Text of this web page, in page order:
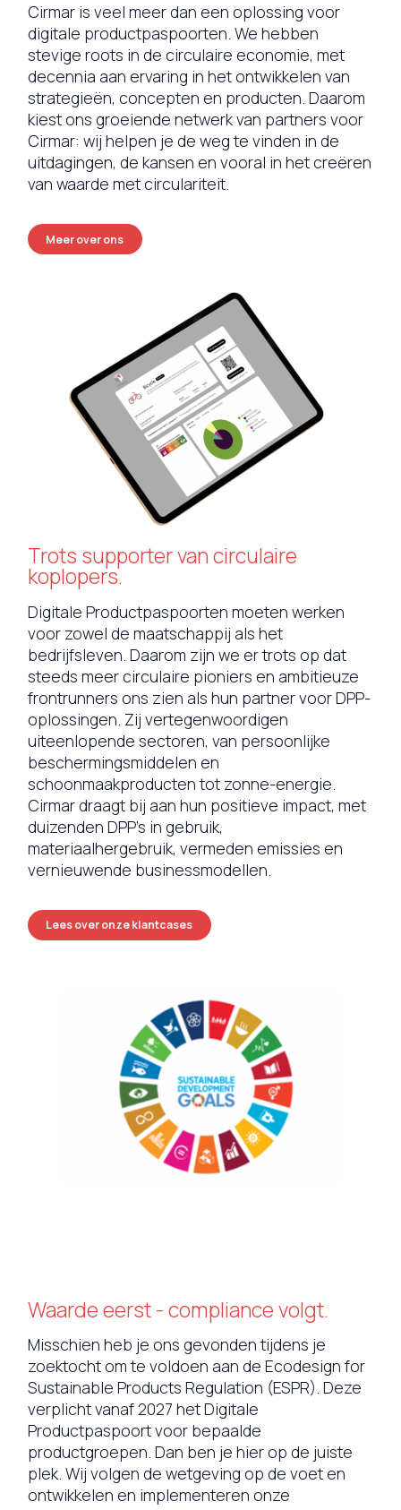
Cirmar is veel meer dan een oplossing voor
digitale productpaspoorten. We hebben
stevige roots in de circulaire economie, met
decennia aan ervaring in het ontwikkelen van
strategieën, concepten en producten. Daarom
kiest ons groeiende netwerk van partners voor
Cirmar: wij helpen je de weg te vinden in de
uitdagingen, de kansen en vooral in het creëren
van waarde met circulariteit.
Meer over ons
Trots supporter van circulaire
koplopers.
Digitale Productpaspoorten moeten werken
voor zowel de maatschappij als het
bedrijfsleven. Daarom zijn we er trots op dat
steeds meer circulaire pioniers en ambitieuze
frontrunners ons zien als hun partner voor DPP-
oplossingen. Zij vertegenwoordigen
uiteenlopende sectoren, van persoonlijke
beschermingsmiddelen en
schoonmaakproducten tot zonne-energie.
Cirmar draagt bij aan hun positieve impact, met
duizenden DPP’s in gebruik,
materiaalhergebruik, vermeden emissies en
vernieuwende businessmodellen.
Lees over onze klantcases
Waarde eerst - compliance volgt.
Misschien heb je ons gevonden tijdens je
zoektocht om te voldoen aan de Ecodesign for
Sustainable Products Regulation (ESPR). Deze
verplicht vanaf 2027 het Digitale
Productpaspoort voor bepaalde
productgroepen. Dan ben je hier op de juiste
plek. Wij volgen de wetgeving op de voet en
ontwikkelen en implementeren onze